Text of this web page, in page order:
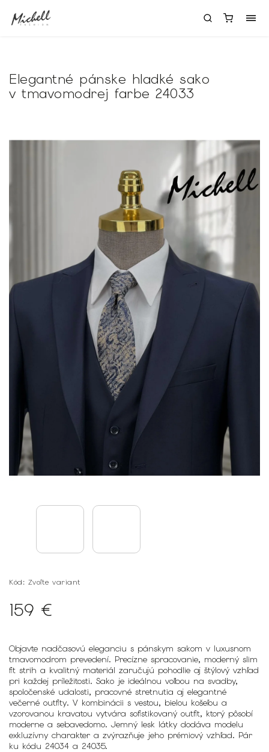
Elegantné pánske hladké sako
v tmavomodrej farbe 24033
Kód: Zvoľte variant
159 €
Objavte nadčasovú eleganciu s pánskym sakom v luxusnom
tmavomodrom prevedení. Precízne spracovanie, moderný slim
fit strih a kvalitný materiál zaručujú pohodlie aj štýlový vzhľad
pri každej príležitosti. Sako je ideálnou voľbou na svadby,
spoločenské udalosti, pracovné stretnutia aj elegantné
večerné outfity. V kombinácii s vestou, bielou košeľou a
vzorovanou kravatou vytvára sofistikovaný outfit, ktorý pôsobí
moderne a sebavedomo. Jemný lesk látky dodáva modelu
exkluzívny charakter a zvýrazňuje jeho prémiový vzhľad. Pár
ku kódu 24034 a 24035.